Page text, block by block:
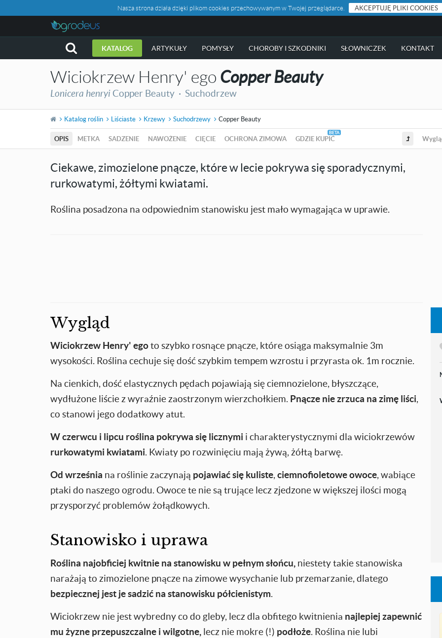
Nasza strona działa dzięki plikom cookies przechowywanym w Twojej przeglądarce. AKCEPTUJĘ PLIKI COOKIES
KATALOG ARTYKUŁY POMYSŁY CHOROBY I SZKODNIKI SŁOWNICZEK KONTAKT
Wiciokrzew Henry' ego Copper Beauty
Lonicera henryi Copper Beauty · Suchodrzew
Katalog roślin Liściaste Krzewy Suchodrzewy Copper Beauty
OPIS METKA SADZENIE NAWOŻENIE CIĘCIE OCHRONA ZIMOWA GDZIE KUPIĆ
Ciekawe, zimozielone pnącze, które w lecie pokrywa się sporadycznymi,
rurkowatymi, żółtymi kwiatami.
Roślina posadzona na odpowiednim stanowisku jest mało wymagająca w uprawie.
Wygląd
Wiciokrzew Henry' egoto szybko rosnące pnącze, które osiąga maksymalnie 3m
wysokości. Roślina cechuje się dość szybkim tempem wzrostu i przyrasta ok. 1m rocznie.
Na cienkich, dość elastycznych pędach pojawiają się ciemnozielone, błyszczące,
wydłużone liście z wyraźnie zaostrzonym wierzchołkiem. Pnącze nie zrzuca na zimę liści,
co stanowi jego dodatkowy atut.
W czerwcu i lipcu roślina pokrywa się licznymi i charakterystycznymi dla wiciokrzewów
rurkowatymi kwiatami. Kwiaty po rozwinięciu mają żywą, żółtą barwę.
Od września na roślinie zaczynają pojawiać się kuliste, ciemnofioletowe owoce, wabiące
ptaki do naszego ogrodu. Owoce te nie są trujące lecz zjedzone w większej ilości mogą
przysporzyć problemów żołądkowych.
Stanowisko i uprawa
Roślina najobficiej kwitnie na stanowisku w pełnym słońcu, niestety takie stanowiska
narażają to zimozielone pnącze na zimowe wysychanie lub przemarzanie, dlatego
bezpiecznej jest je sadzić na stanowisku półcienistym.
Wiciokrzew nie jest wybredny co do gleby, lecz dla obfitego kwitnienia najlepiej zapewnić
mu żyzne przepuszczalne i wilgotne, lecz nie mokre (!) podłoże. Roślina nie lubi